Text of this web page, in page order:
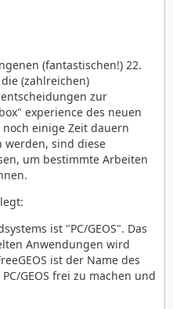
(fantastischen!) 22.
(zahlreichen)
zur
experience des neuen
noch einige Zeit dauern
werden, sind diese
um bestimmte Arbeiten
ist "PC/GEOS". Das
Anwendungen wird
ist der Name des
GEOS frei zu machen und